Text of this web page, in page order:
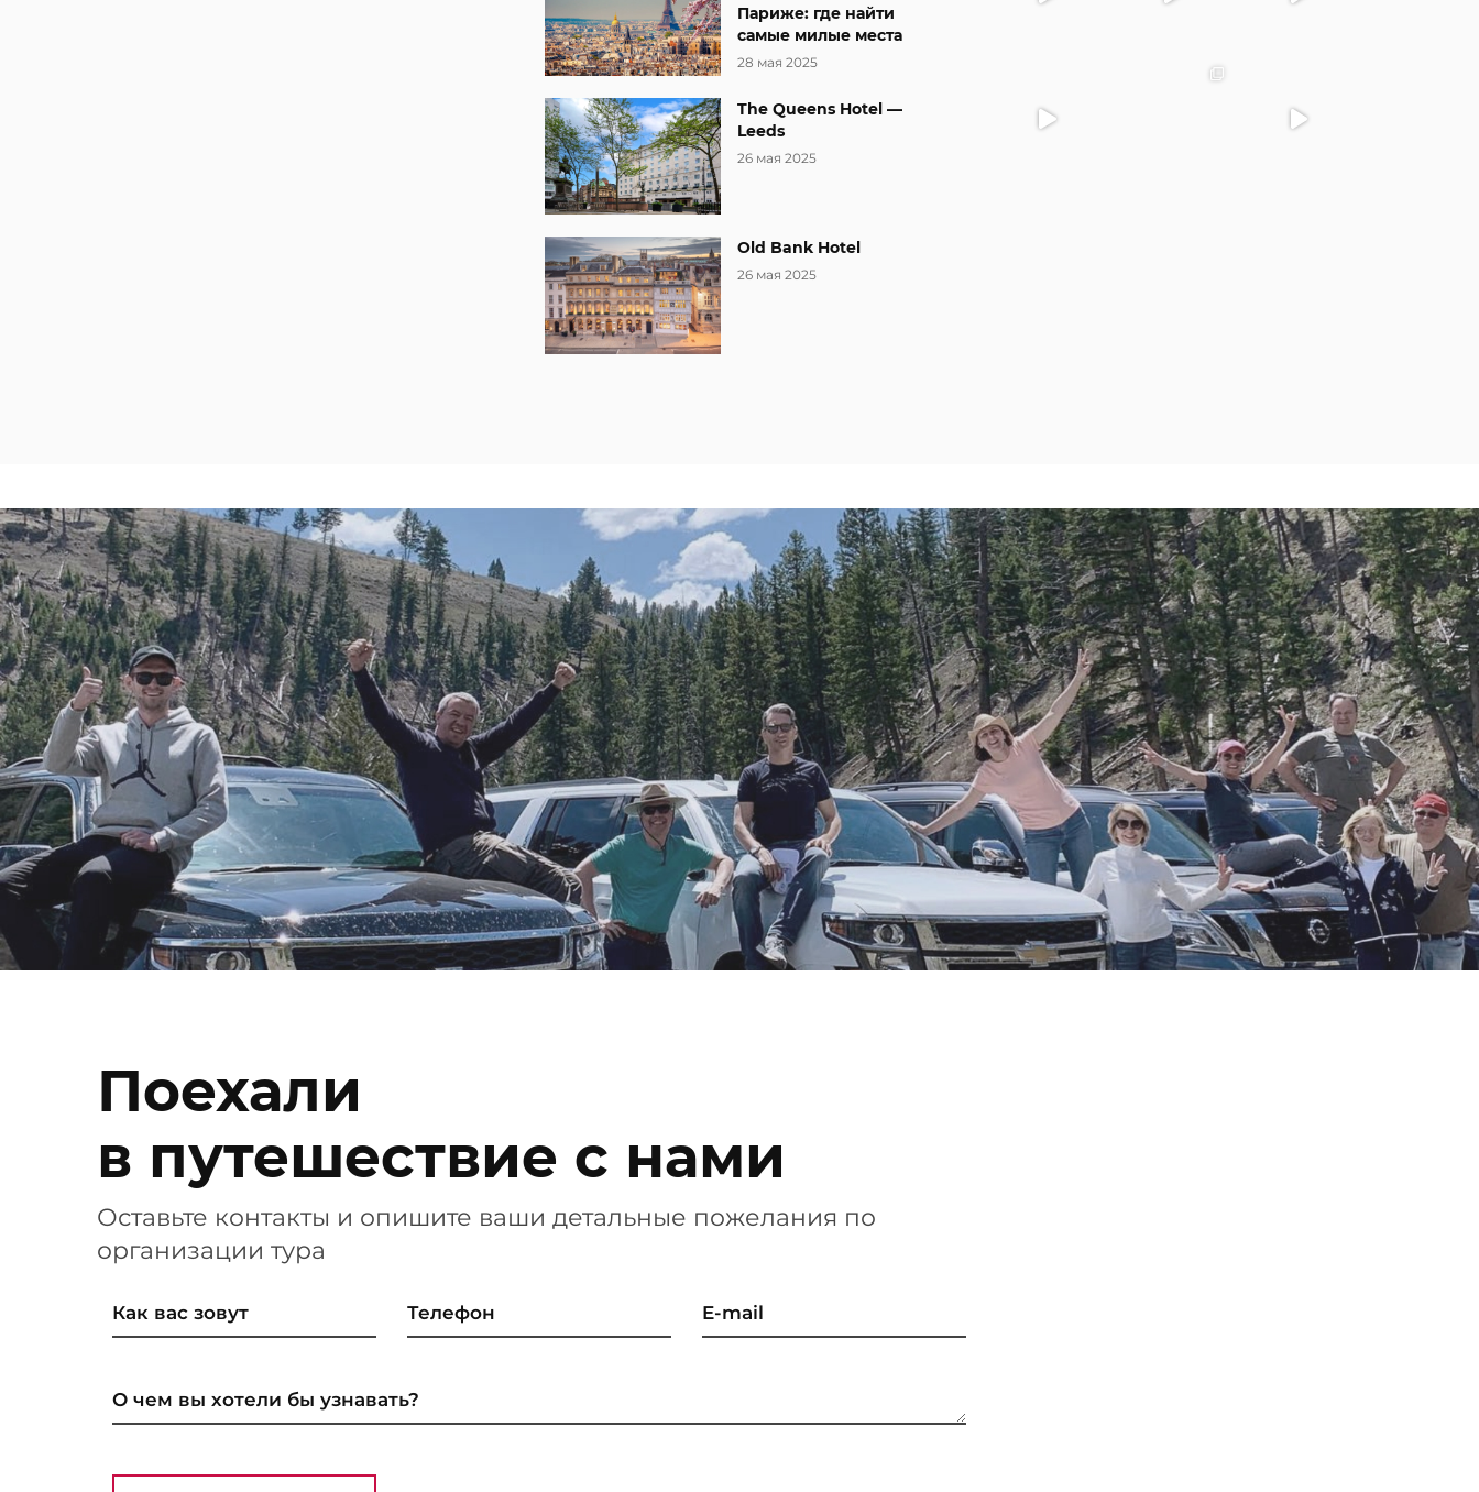
Париже: где найти
самые милые места
28 мая 2025
The Queens Hotel —
Leeds
26 мая 2025
Old Bank Hotel
26 мая 2025
Поехали
в путешествие с нами
Оставьте контакты и опишите ваши детальные пожелания по
организации тура